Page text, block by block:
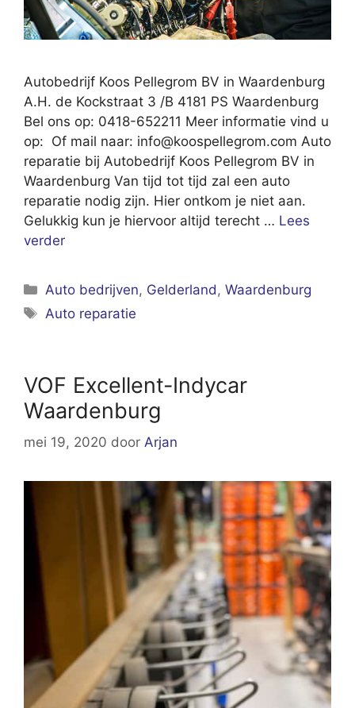
Autobedrijf Koos Pellegrom BV in Waardenburg
A.H. de Kockstraat 3 /B 4181 PS Waardenburg
Bel ons op: 0418-652211 Meer informatie vind u
op: Of mail naar: info@koospellegrom.com Auto
reparatie bij Autobedrijf Koos Pellegrom BV in
Waardenburg Van tijd tot tijd zal een auto
reparatie nodig zijn. Hier ontkom je niet aan.
Gelukkig kun je hiervoor altijd terecht … Lees
verder
Categorieën
Auto bedrijven, Gelderland ,Waardenburg
Tags
Auto reparatie
VOF Excellent-Indycar
Waardenburg
mei 19, 2020 door Arjan